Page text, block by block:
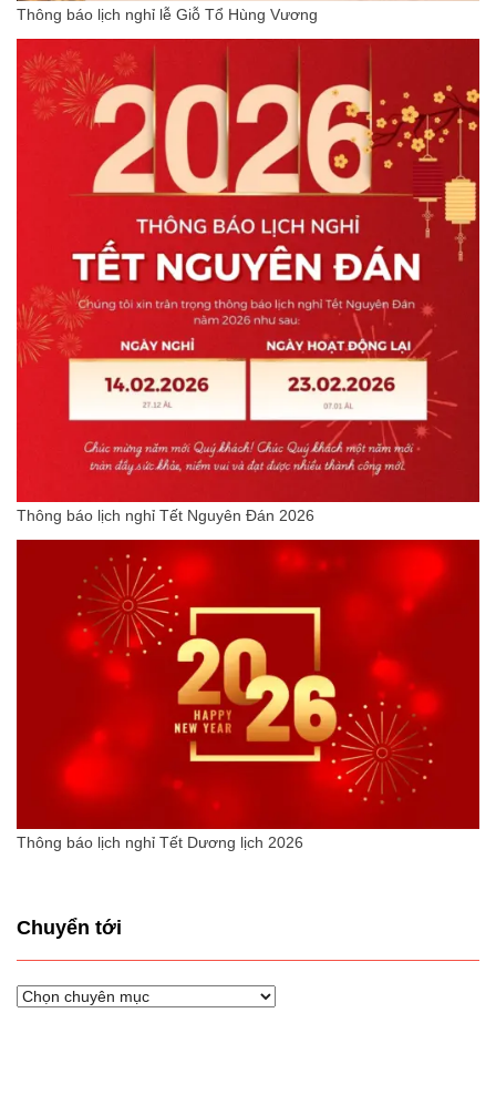
Thông báo lịch nghỉ lễ Giỗ Tổ Hùng Vương
Thông báo lịch nghỉ Tết Nguyên Đán 2026
Thông báo lịch nghỉ Tết Dương lịch 2026
Chuyển tới
Chuyển